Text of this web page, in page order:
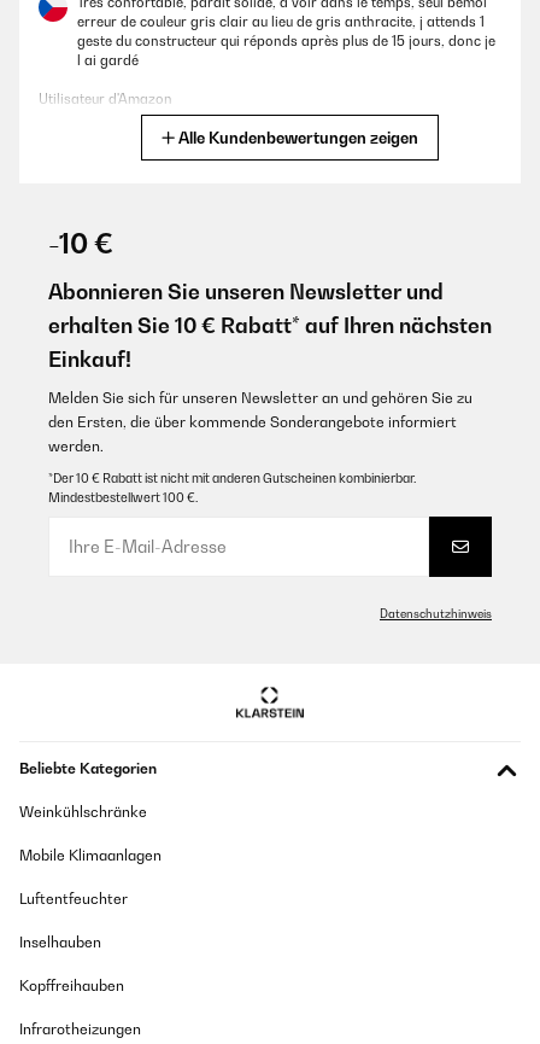
erreur de couleur gris clair au lieu de gris anthracite, j attends 1
geste du constructeur qui réponds après plus de 15 jours, donc je
l ai gardé
Utilisateur d'Amazon
profite bien de mon jardin.
Utilisateur d'Amazon
Übersetzen
Alle Kundenbewertungen zeigen
-10 €
Abonnieren Sie unseren Newsletter und
erhalten Sie 10 € Rabatt* auf Ihren nächsten
Einkauf!
Melden Sie sich für unseren Newsletter an und gehören Sie zu
den Ersten, die über kommende Sonderangebote informiert
werden.
*Der 10 € Rabatt ist nicht mit anderen Gutscheinen kombinierbar.
Mindestbestellwert 100 €.
Datenschutzhinweis
Beliebte Kategorien
Weinkühlschränke
Mobile Klimaanlagen
Luftentfeuchter
Inselhauben
Kopffreihauben
Infrarotheizungen